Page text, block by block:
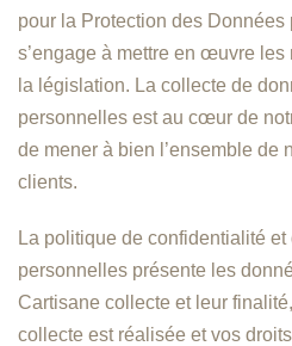
pour la Protection des
s’engage à mettre en œuvre
la législation. La collecte de
personnelles est au cœur de
de mener à bien l’ensemble de
clients.
La politique de confidentialité
personnelles présente les
Cartisane collecte et leur
collecte est réalisée et vos